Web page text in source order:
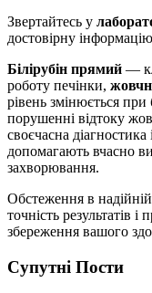
Звертайтесь у
достовірну
Білірубін прямий —
роботу печінки,
рівень змінюється
порушенні відтоку
своєчасна
допомагають вчасно
захворювання.
Обстеження в надійній
точність результатів
збереження вашого
Супутні Поcти